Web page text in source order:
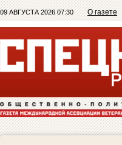
09 АВГУСТА 2026 07:30 О газете